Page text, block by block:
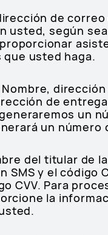
de
usted, según
usted haga.
de
un
un número
del titular de
y el código
CVV. Para
la